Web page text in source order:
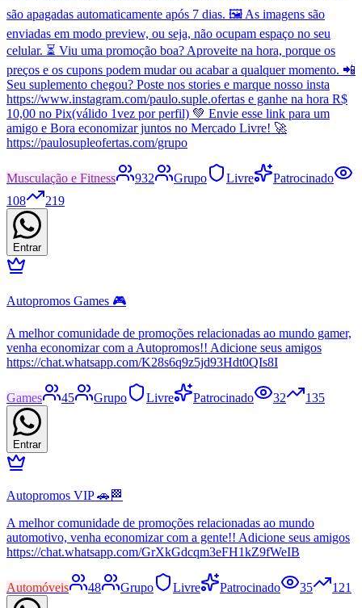
são apagadas automaticamente após 7 dias. 🖼️ As imagens são
enviadas em modo preview, ou seja, não ocupam espaço no seu
celular. ⏳ Viu uma promoção boa? Aproveite na hora, porque os
preços e os cupons podem mudar ou acabar a qualquer momento. 📲
Seu suplemento chegou? Poste nos stories e marque nosso insta
https://www.instagram.com/paulo.suple.ofertas e ganhe na hora R$
10,00 no Pix(válido 1vez por perfil) 💚 Envie esse link para um
amigo e Bora economizar juntos no Mercado Livre! 🚀
https://paulosupleofertas.com/grupo
Musculação e Fitness 932 Grupo Livre
Patrocinado
108
219
Entrar
Autopromos Games 🎮
A melhor comunidade de promoções relacionadas ao mundo gamer,
venha economizar com a Autopromos!! Adicione seus amigos
https://chat.whatsapp.com/K28s6q9z5jd93Hdt0QIs8I
Games 45 Grupo Livre Patrocinado 32 135
Entrar
Autopromos VIP 🚗🏁
A melhor comunidade de promoções relacionadas ao mundo
automotivo, venha economizar com a gente!! Adicione seus amigos
https://chat.whatsapp.com/GrXkGdcqm3eFH1kZ9fWeIB
Automóveis 48 Grupo Livre Patrocinado 35 121